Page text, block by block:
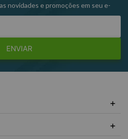
novidades e promoções em seu e-
ENVIAR